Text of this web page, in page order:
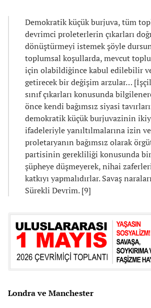
Demokratik küçük burjuva, tüm
devrimci proleterlerin çıkarları
dönüştürmeyi istemek şöyle
toplumsal koşullarda, mevcut
için olabildiğince kabul edilebilir
getirecek bir değişim arzular…
sınıf çıkarları konusunda
önce kendi bağımsız siyasi
demokratik küçük burjuvazinin
ifadeleriyle yanıltılmalarına izin
proletaryanın bağımsız olarak
partisinin gerekliliği konusunda
şüpheye düşmeyerek, nihai
katkıyı yapmalıdırlar. Savaş
Sürekli Devrim. [9]
Londra ve Manchester